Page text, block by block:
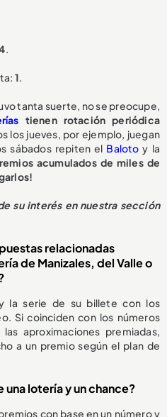
.
1.
tanta suerte, no se preocupe,
tienen rotación periódica
los jueves, por ejemplo, juegan
sábados repiten el Baloto y la
acumulados de miles de
su interés en nuestra sección
relacionadas
de Manizales, del Valle o
la serie de su billete con los
Si coinciden con los números
aproximaciones premiadas,
a un premio según el plan de
una lotería y un chance?
con base en un número y